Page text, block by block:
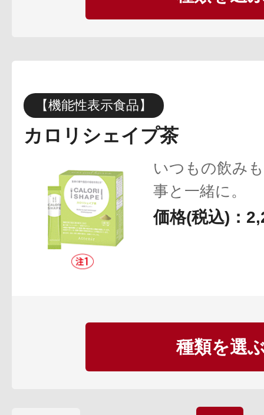
よくあるご質問
【機能性表示食品】
カロリシェイプ茶
いつもの飲み
事と一緒に。
価格(税込)：
種類を選